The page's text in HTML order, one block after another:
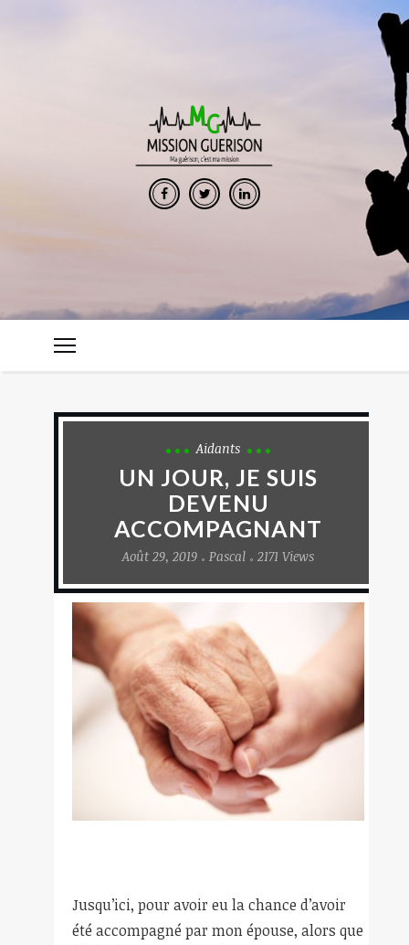
Aidants
UN JOUR, JE SUIS
DEVENU
ACCOMPAGNANT
Août 29, 2019 Pascal 2171 Views
Jusqu’ici, pour avoir eu la chance d’avoir
été accompagné par mon épouse, alors que